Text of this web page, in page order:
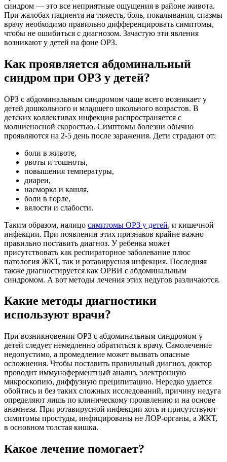
синдром — это все неприятные ощущения в районе живота.
При жалобах пациента на тяжесть, боль, покалывания, спазмы
врачу необходимо правильно дифференцировать симптомы,
чтобы не ошибиться с диагнозом. Зачастую эти явления
возникают у детей на фоне ОРЗ.
Как проявляется абдоминальный
синдром при ОРЗ у детей?
ОРЗ с абдоминальным синдромом чаще всего возникает у
детей дошкольного и младшего школьного возрастов. В
детских коллективах инфекция распространяется с
молниеносной скоростью. Симптомы болезни обычно
проявляются на 2-5 день после заражения. Дети страдают от:
боли в животе,
рвоты и тошноты,
повышения температуры,
диареи,
насморка и кашля,
боли в горле,
вялости и слабости.
Таким образом, налицо симптомы ОРЗ у детей, и кишечной
инфекции. При появлении этих признаков крайне важно
правильно поставить диагноз. У ребенка может
присутствовать как респираторное заболевание плюс
патология ЖКТ, так и ротавирусная инфекция. Последняя
также диагностируется как ОРВИ с абдоминальным
синдромом. А вот методы лечения этих недугов различаются.
Какие методы диагностики
используют врачи?
При возникновении ОРЗ с абдоминальным синдромом у
детей следует немедленно обратиться к врачу. Самолечение
недопустимо, а промедление может вызвать опасные
осложнения. Чтобы поставить правильный диагноз, доктор
проводит иммуноферментный анализ, электронную
микроскопию, диффузную преципитацию. Нередко удается
обойтись и без таких сложных исследований, причину недуга
определяют лишь по клиническому проявлению и на основе
анамнеза. При ротавирусной инфекции хоть и присутствуют
симптомы простуды, инфицированы не ЛОР-органы, а ЖКТ,
в основном толстая кишка.
Какое лечение помогает?